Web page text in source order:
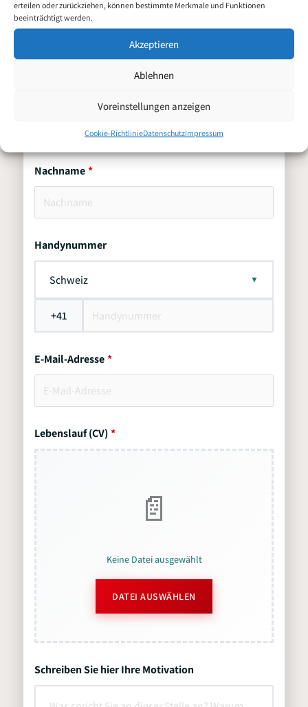
erteilen oder zurückziehen, können bestimmte Merkmale und Funktionen
beeinträchtigt werden.
Akzeptieren
Ablehnen
Voreinstellungen anzeigen
Cookie-RichtlinieDatenschutzImpressum
Vorname
Nachname
Handynummer
Schweiz
+41
E-Mail-Adresse
Lebenslauf (CV)
Keine Datei ausgewählt
DATEI AUSWÄHLEN
Schreiben Sie hier Ihre Motivation